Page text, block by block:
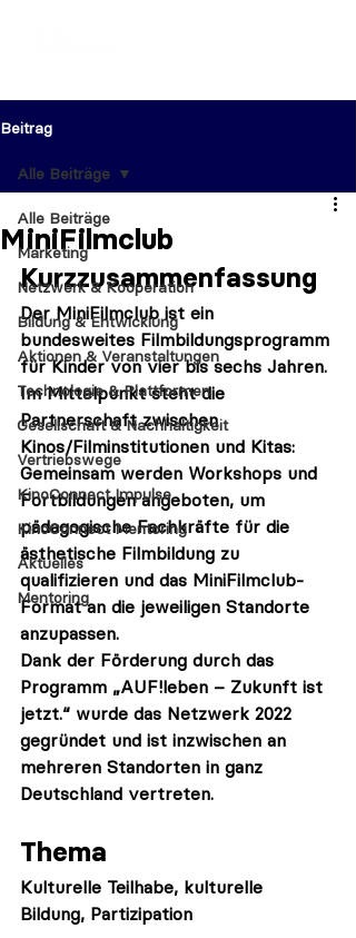
Beitrag
Alle Beiträge
Marketing
Netzwerk & Kooperation
Bildung & Entwicklung
Aktionen & Veranstaltungen
Technologie & Plattformen
Gesellschaft & Nachhaltigkeit
Vertriebswege
KinoConnect Impulse
KinoConnect Mentoring
Aktuelles
Mentoring
Alle Beiträge
MiniFilmclub
Kurzzusammenfassung
Der MiniFilmclub ist ein
bundesweites Filmbildungsprogramm
für Kinder von vier bis sechs Jahren.
Im Mittelpunkt steht die
Partnerschaft zwischen
Kinos/Filminstitutionen und Kitas:
Gemeinsam werden Workshops und
Fortbildungen angeboten, um
pädagogische Fachkräfte für die
ästhetische Filmbildung zu
qualifizieren und das MiniFilmclub-
Format an die jeweiligen Standorte
anzupassen.
Dank der Förderung durch das
Programm „AUF!leben – Zukunft ist
jetzt.“ wurde das Netzwerk 2022
gegründet und ist inzwischen an
mehreren Standorten in ganz
Deutschland vertreten.
Thema
Kulturelle Teilhabe, kulturelle
Bildung, Partizipation